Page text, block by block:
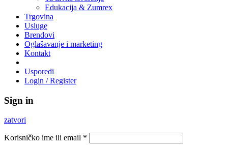
Edukacija & Zumrex
Trgovina
Usluge
Brendovi
Oglašavanje i marketing
Kontakt
Usporedi
Login / Register
Sign in
zatvori
Korisničko ime ili email *